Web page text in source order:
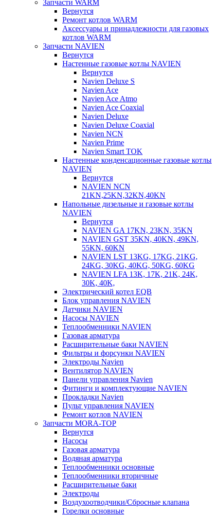
Запчасти WARM
Вернутся
Ремонт котлов WARM
Аксессуары и принадлежности для газовых
котлов WARM
Запчасти NAVIEN
Вернутся
Настенные газовые котлы NAVIEN
Вернутся
Navien Deluxe S
Navien Ace
Navien Ace Atmo
Navien Ace Coaxial
Navien Deluxe
Navien Deluxe Coaxial
Navien NCN
Navien Prime
Navien Smart TOK
Настенные конденсационные газовые котлы
NAVIEN
Вернутся
NAVIEN NCN
21KN,25KN,32KN,40KN
Напольные дизельные и газовые котлы
NAVIEN
Вернутся
NAVIEN GA 17KN, 23KN, 35KN
NAVIEN GST 35KN, 40KN, 49KN,
55KN, 60KN
NAVIEN LST 13KG, 17KG, 21KG,
24KG, 30KG, 40KG, 50KG, 60KG
NAVIEN LFA 13K, 17K, 21K, 24K,
30K, 40K,
Электрический котел EQB
Блок управления NAVIEN
Датчики NAVIEN
Насосы NAVIEN
Теплообменники NAVIEN
Газовая арматура
Расширительные баки NAVIEN
Фильтры и форсунки NAVIEN
Электроды Navien
Вентилятор NAVIEN
Панели управления Navien
Фитинги и комплектующие NAVIEN
Прокладки Navien
Пульт управления NAVIEN
Ремонт котлов NAVIEN
Запчасти MORA-TOP
Вернутся
Насосы
Газовая арматура
Водяная арматура
Теплообменники основные
Теплообменники вторичные
Расширительные баки
Электроды
Воздухоотводчики/Сбросные клапана
Горелки основные